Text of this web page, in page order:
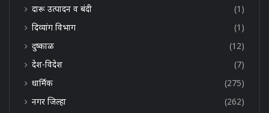
दारू उत्पादन व बंदी
(1)
दिव्यांग विभाग
(1)
दुष्काळ
(12)
देश-विदेश
(7)
धार्मिक
(275)
नगर जिल्हा
(262)